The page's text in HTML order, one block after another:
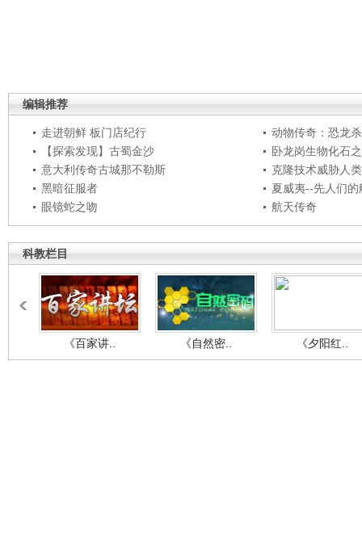
编辑推荐
走进朝鲜 板门店纪行
动物传奇：恐龙
【探索发现】古蜀金沙
卧龙岗生物化石
意大利传奇古城那不勒斯
克隆技术威胁人
黑暗征服者
夏威夷--先人们的
眼镜蛇之吻
航天传奇
科教栏目
《百家讲.. 《自然密.. 《夕阳红..